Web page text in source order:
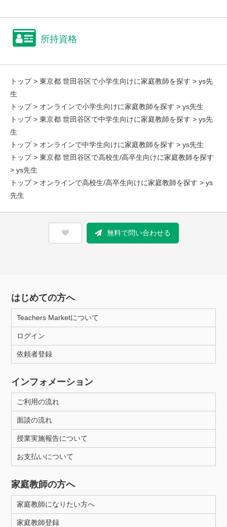
所持資格
トップ> 東京都 世田谷区で小学生向けに家庭教師を探す > ys先
生
トップ> オンラインで小学生向けに家庭教師を探す > ys先生
トップ> 東京都 世田谷区で中学生向けに家庭教師を探す > ys先
生
トップ> オンラインで中学生向けに家庭教師を探す > ys先生
トップ> 東京都 世田谷区で高校生/高卒生向けに家庭教師を探す
> ys先生
トップ> オンラインで高校生/高卒生向けに家庭教師を探す > ys
先生
無料で問い合わせる
はじめての方へ
Teachers Marketについて
ログイン
依頼者登録
インフォメーション
ご利用の流れ
面談の流れ
授業実施報告について
お支払いについて
家庭教師の方へ
家庭教師になりたい方へ
家庭教師登録